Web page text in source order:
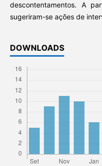
descontentamentos. A
sugeriram-se ações de
DOWNLOADS